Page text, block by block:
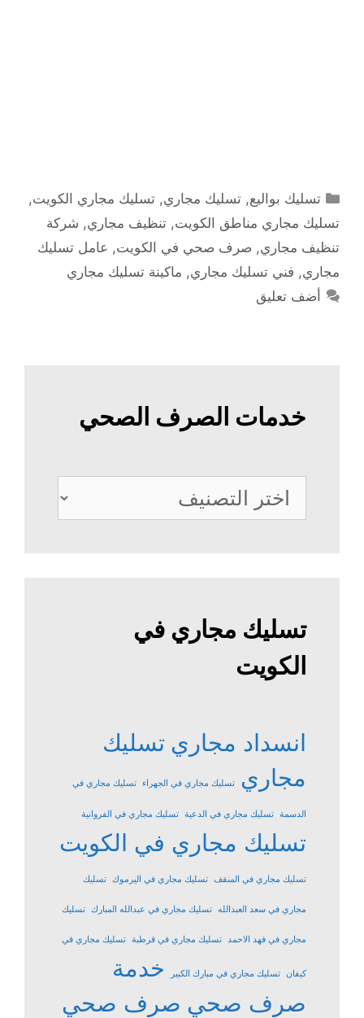
التصنيفات
تسليك بواليع,تسليك مجاري,تسليك مجاري الكويت,
تسليك مجاري مناطق الكويت, تنظيف مجاري, شركة
تنظيف مجاري, صرف صحي في الكويت, عامل تسليك
مجاري, فني تسليك مجاري, ماكينة تسليك مجاري
أضف تعليق
خدمات الصرف الصحي
خدمات
الصرف
تسليك مجاري في
الكويت
انسداد مجاري تسليك
مجاري
تسليك مجاري في الجهراء تسليك مجاري في
الدسمة تسليك مجاري في الدعية تسليك مجاري في الفروانية
تسليك مجاري في الكويت
تسليك مجاري في المنقف تسليك مجاري في اليرموك تسليك
مجاري في سعد العبدالله تسليك مجاري في عبدالله المبارك تسليك
مجاري في فهد الاحمد تسليك مجاري في قرطبة تسليك مجاري في
كيفان تسليك مجاري في مبارك الكبير
خدمة
صرف صحي صرف صحي